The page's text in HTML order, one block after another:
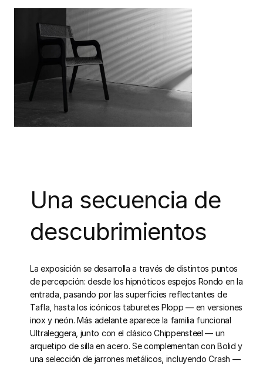
Una secuencia de
descubrimientos
La exposición se desarrolla a través de distintos puntos
de percepción: desde los hipnóticos espejos Rondo en la
entrada, pasando por las superficies reflectantes de
Tafla, hasta los icónicos taburetes Plopp — en versiones
inox y neón. Más adelante aparece la familia funcional
Ultraleggera, junto con el clásico Chippensteel — un
arquetipo de silla en acero. Se complementan con Bolid y
una selección de jarrones metálicos, incluyendo Crash —